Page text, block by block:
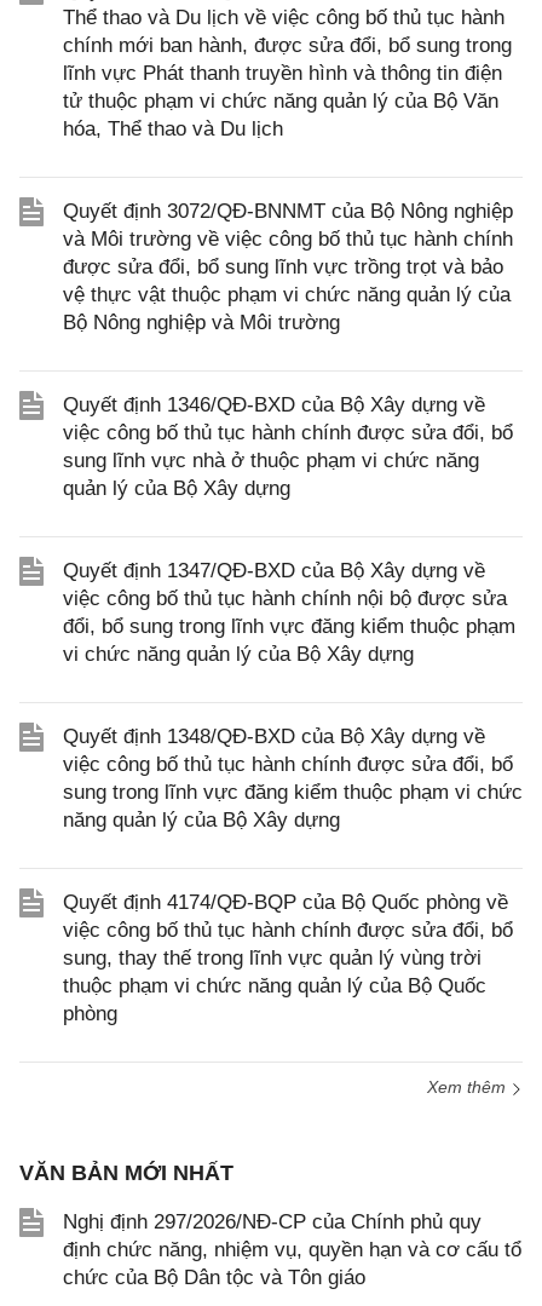
Thể thao và Du lịch về việc công bố thủ tục hành
chính mới ban hành, được sửa đổi, bổ sung trong
lĩnh vực Phát thanh truyền hình và thông tin điện
tử thuộc phạm vi chức năng quản lý của Bộ Văn
hóa, Thể thao và Du lịch
Quyết định 3072/QĐ-BNNMT của Bộ Nông nghiệp
và Môi trường về việc công bố thủ tục hành chính
được sửa đổi, bổ sung lĩnh vực trồng trọt và bảo
vệ thực vật thuộc phạm vi chức năng quản lý của
Bộ Nông nghiệp và Môi trường
Quyết định 1346/QĐ-BXD của Bộ Xây dựng về
việc công bố thủ tục hành chính được sửa đổi, bổ
sung lĩnh vực nhà ở thuộc phạm vi chức năng
quản lý của Bộ Xây dựng
Quyết định 1347/QĐ-BXD của Bộ Xây dựng về
việc công bố thủ tục hành chính nội bộ được sửa
đổi, bổ sung trong lĩnh vực đăng kiểm thuộc phạm
vi chức năng quản lý của Bộ Xây dựng
Quyết định 1348/QĐ-BXD của Bộ Xây dựng về
việc công bố thủ tục hành chính được sửa đổi, bổ
sung trong lĩnh vực đăng kiểm thuộc phạm vi chức
năng quản lý của Bộ Xây dựng
Quyết định 4174/QĐ-BQP của Bộ Quốc phòng về
việc công bố thủ tục hành chính được sửa đổi, bổ
sung, thay thế trong lĩnh vực quản lý vùng trời
thuộc phạm vi chức năng quản lý của Bộ Quốc
phòng
Xem thêm
VĂN BẢN MỚI NHẤT
Nghị định 297/2026/NĐ-CP của Chính phủ quy
định chức năng, nhiệm vụ, quyền hạn và cơ cấu tổ
chức của Bộ Dân tộc và Tôn giáo